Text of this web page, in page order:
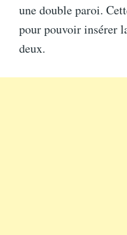
une double paroi.
pour pouvoir insérer
deux.